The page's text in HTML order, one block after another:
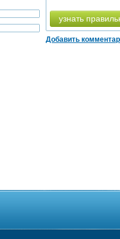
узнать
Добавить